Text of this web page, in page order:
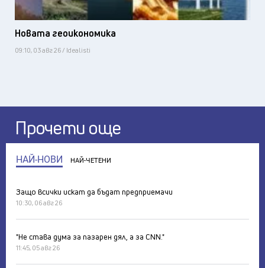
Новата геоикономика
09:10, 03 авг 26 / Idealisti
Прочети още
НАЙ-НОВИ НАЙ-ЧЕТЕНИ
Защо всички искат да бъдат предприемачи
10:30, 06 авг 26
"Не става дума за пазарен дял, а за CNN."
11:45, 05 авг 26